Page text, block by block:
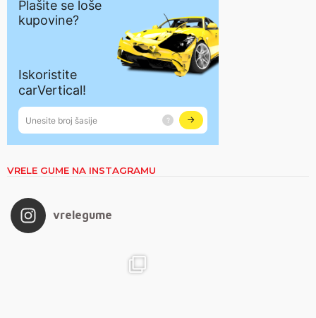
VRELE GUME NA INSTAGRAMU
vrelegume